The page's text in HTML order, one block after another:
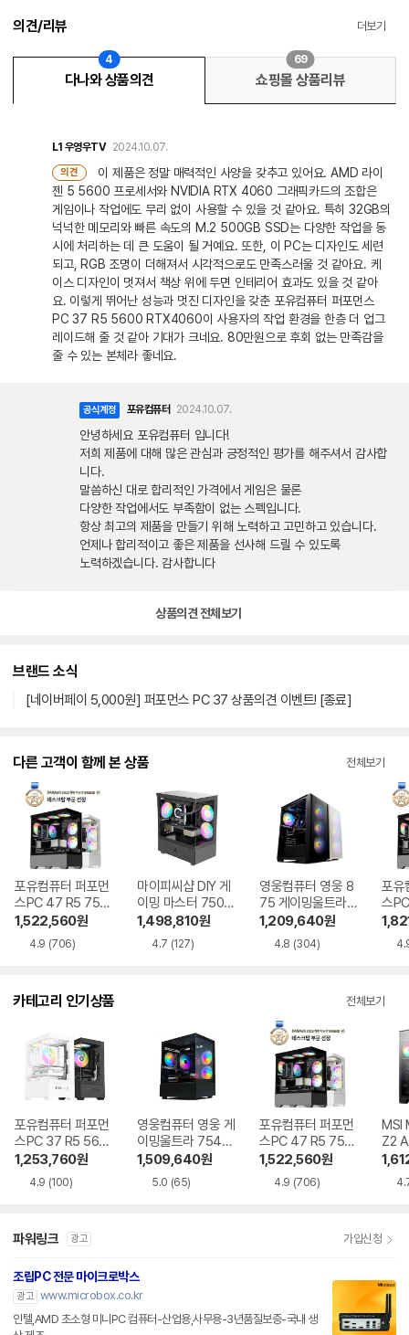
의견/리뷰 더보기
다나와 상품의견
4
쇼핑몰 상품리뷰
69
L1 우영우TV 2024.10.07.
의견
이 제품은 정말 매력적인 사양을 갖추고 있어요. AMD 라이
젠 5 5600 프로세서와 NVIDIA RTX 4060 그래픽카드의 조합은
게임이나 작업에도 무리 없이 사용할 수 있을 것 같아요. 특히 32GB의
넉넉한 메모리와 빠른 속도의 M.2 500GB SSD는 다양한 작업을 동
시에 처리하는 데 큰 도움이 될 거예요. 또한, 이 PC는 디자인도 세련
되고, RGB 조명이 더해져서 시각적으로도 만족스러울 것 같아요. 케
이스 디자인이 멋져서 책상 위에 두면 인테리어 효과도 있을 것 같아
요. 이렇게 뛰어난 성능과 멋진 디자인을 갖춘 포유컴퓨터 퍼포먼스
PC 37 R5 5600 RTX4060이 사용자의 작업 환경을 한층 더 업그
레이드해 줄 것 같아 기대가 크네요. 80만원으로 후회 없는 만족감을
줄 수 있는 본체라 좋네요.
공식계정 포유컴퓨터 2024.10.07.
안녕하세요 포유컴퓨터 입니다!
저희 제품에 대해 많은 관심과 긍정적인 평가를 해주셔서 감사합
니다.
말씀하신 대로 합리적인 가격에서 게임은 물론
다양한 작업에서도 부족함이 없는 스펙입니다.
항상 최고의 제품을 만들기 위해 노력하고 고민하고 있습니다.
언제나 합리적이고 좋은 제품을 선사해 드릴 수 있도록
노력하겠습니다. 감사합니다
상품의견 전체보기
브랜드 소식
[네이버페이 5,000원] 퍼포먼스 PC 37 상품의견 이벤트! [종료]
다른 고객이 함께 본 상품 전체보기
포유컴퓨터 퍼포먼
스PC 47 R5 7500
F RTX5060Ti 16
GB, M.2 500GB
1,522,560원
4.9 (706)
마이피씨샵 DIY 게
이밍 마스터 7500
F RTX5060 16G
B, M.2 500GB
1,498,810원
4.7 (127)
영웅컴퓨터 영웅 8
75 게이밍울트라5
60X R5 5600 RT
X5060 16GB, M.2
256GB
1,209,640원
4.8 (304)
포유
스
F
카테고리 인기상품 전체보기
포유컴퓨터 퍼포먼
스PC 37 R5 5600
RTX5060
1,253,760원
4.9 (100)
영웅컴퓨터 영웅 게
이밍울트라 7546
GT R5 7500F RT
X5060Ti
1,509,640원
5.0 (65)
포유컴퓨터 퍼포먼
스PC 47 R5 7500
F RTX5060Ti
1,522,560원
4.9 (706)
MSI
Z2
R5-
파워링크 광고 가입신청
조립PC 전문 마이크로박스
광고 www.microbox.co.kr
인텔,AMD 초소형 미니PC 컴퓨터-산업용,사무용-3년품질보증-국내 생